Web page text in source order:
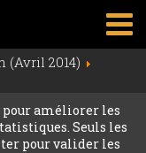
(Avril 2014)
pour améliorer les
Seuls les
pour valider les